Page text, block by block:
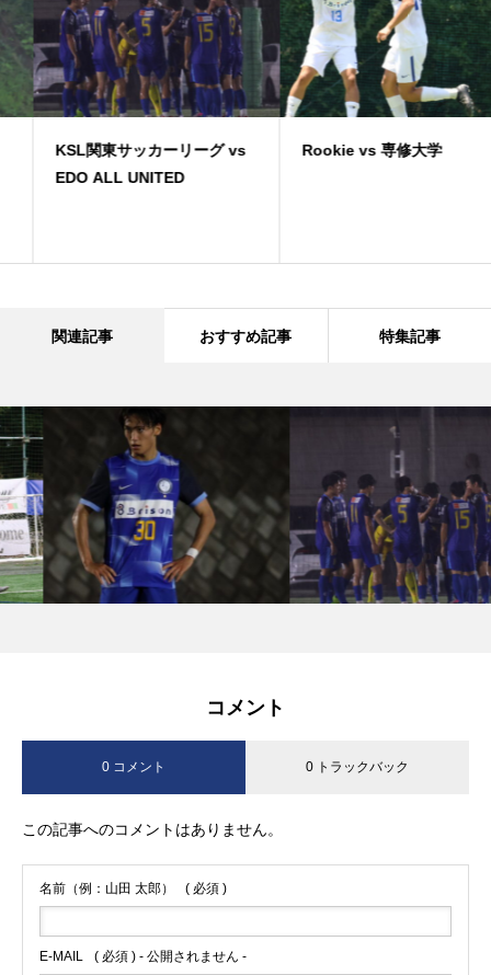
KSL関東サッカーリーグ vs
EDO ALL UNITED
Rookie vs 専修大学
関連記事 おすすめ記事 特集記事
コメント
0 コメント 0 トラックバック
この記事へのコメントはありません。
名前（例：山田 太郎） ( 必須 )
E-MAIL ( 必須 ) - 公開されません -